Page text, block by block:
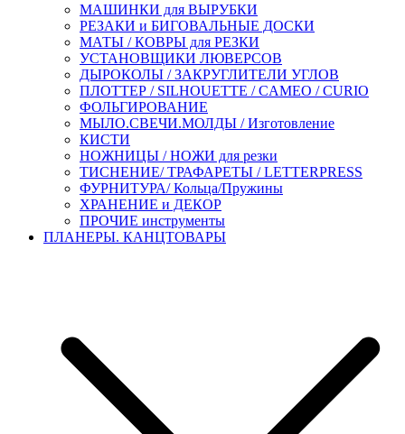
МАШИНКИ для ВЫРУБКИ
РЕЗАКИ и БИГОВАЛЬНЫЕ ДОСКИ
МАТЫ / КОВРЫ для РЕЗКИ
УСТАНОВЩИКИ ЛЮВЕРСОВ
ДЫРОКОЛЫ / ЗАКРУГЛИТЕЛИ УГЛОВ
ПЛОТТЕР / SILHOUETTE / CAMEO / CURIO
ФОЛЬГИРОВАНИЕ
МЫЛО.СВЕЧИ.МОЛДЫ / Изготовление
КИСТИ
НОЖНИЦЫ / НОЖИ для резки
ТИСНЕНИЕ/ ТРАФАРЕТЫ / LETTERPRESS
ФУРНИТУРА/ Кольца/Пружины
ХРАНЕНИЕ и ДЕКОР
ПРОЧИЕ инструменты
ПЛАНЕРЫ. КАНЦТОВАРЫ